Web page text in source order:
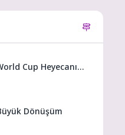
Cup Heyecanı
Dönüşüm